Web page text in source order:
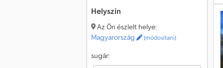
Helyszín
Az Ön észlelt helye:
Magyarország
(módosítani)
sugár: